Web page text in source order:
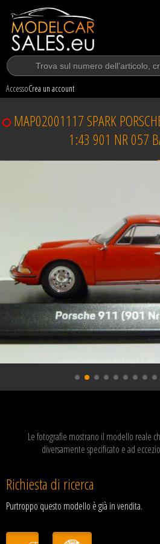
AccessoCrea un account
MAP02001117 SPARK
1:43 901 NR 057
Le fotografie mostrano il modello reale
diversamente specificato e ad
Richiesta di ricerca
Purtroppo questo modello è già in vendita.